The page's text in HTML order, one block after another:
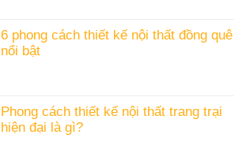
thiết
kế
nội
cư
cho
người
luận
ở
hướng
nhà
chung
6 phong cách thiết kế nội thất đồng quê
nổi bật
luận
ở
Phong cách thiết kế nội thất trang trại
hiện đại là gì?